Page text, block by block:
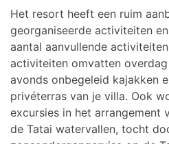
Het resort heeft een ruim
georganiseerde activiteiten
aantal aanvullende
activiteiten omvatten overdag
avonds onbegeleid kajakken
privéterras van je villa. Ook
excursies in het
de Tatai watervallen, tocht